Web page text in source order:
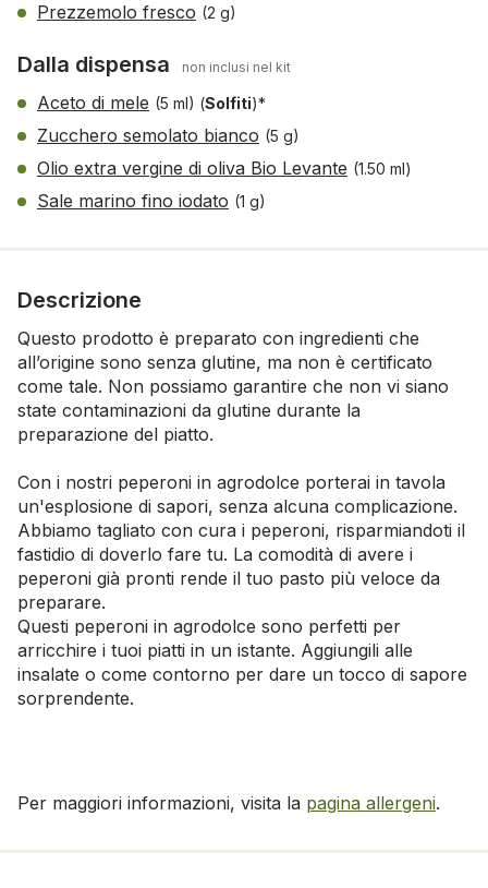
Prezzemolo fresco (2 g)
Dalla dispensa non inclusi nel kit
Aceto di mele (5 ml) (Solfiti)*
Zucchero semolato bianco (5 g)
Olio extra vergine di oliva Bio Levante (1.50 ml)
Sale marino fino iodato (1 g)
Descrizione
Questo prodotto è preparato con ingredienti che
all’origine sono senza glutine, ma non è certificato
come tale. Non possiamo garantire che non vi siano
state contaminazioni da glutine durante la
preparazione del piatto.
Con i nostri peperoni in agrodolce porterai in tavola
un'esplosione di sapori, senza alcuna complicazione.
Abbiamo tagliato con cura i peperoni, risparmiandoti il
fastidio di doverlo fare tu. La comodità di avere i
peperoni già pronti rende il tuo pasto più veloce da
preparare.
Questi peperoni in agrodolce sono perfetti per
arricchire i tuoi piatti in un istante. Aggiungili alle
insalate o come contorno per dare un tocco di sapore
sorprendente.
Per maggiori informazioni, visita la pagina allergeni.